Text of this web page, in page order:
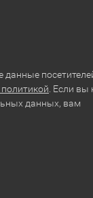
. Если вы
данных, вам